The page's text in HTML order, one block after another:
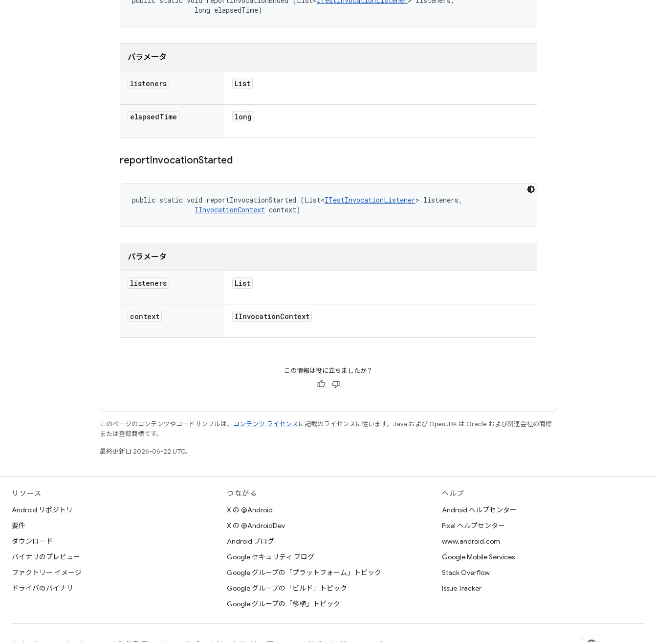
                long elapsedTime)
パラメータ
listeners List
elapsedTime long
reportInvocationStarted
public static void reportInvocationStarted (List<ITestInvocationListener> listeners,
IInvocationContext context)
パラメータ
listeners List
context IInvocationContext
この情報は役に立ちましたか？
このページのコンテンツやコードサンプルは、 コンテンツ ライセンスに記載のライセンスに従います。Java および OpenJDK は Oracle および関連会社の商標
または登録商標です。
最終更新日 2026-06-22 UTC。
リソース
Android リポジトリ
要件
ダウンロード
バイナリのプレビュー
ファクトリー イメージ
ドライバのバイナリ
つながる
X の @Android
X の @AndroidDev
Android ブログ
Google セキュリティ ブログ
Google グループの「プラットフォーム」トピック
Google グループの「ビルド」トピック
Google グループの「移植」トピック
ヘルプ
Android ヘルプセンター
Pixel ヘルプセンター
www.android.com
Google Mobile Services
Stack Overflow
Issue Tracker